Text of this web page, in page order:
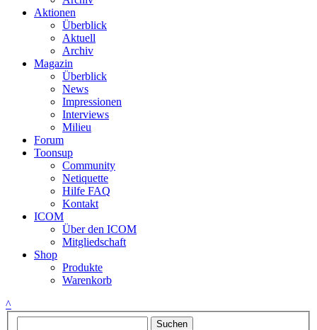
Aktionen
Überblick
Aktuell
Archiv
Magazin
Überblick
News
Impressionen
Interviews
Milieu
Forum
Toonsup
Community
Netiquette
Hilfe FAQ
Kontakt
ICOM
Über den ICOM
Mitgliedschaft
Shop
Produkte
Warenkorb
^
Suchen